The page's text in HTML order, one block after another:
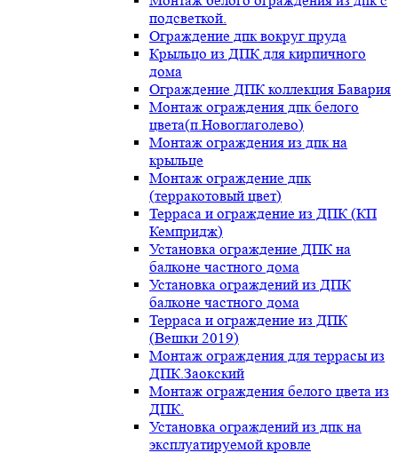
подсветкой.
Ограждение дпк вокруг пруда
Крыльцо из ДПК для кирпичного
дома
Ограждение ДПК коллекция Бавария
Монтаж ограждения дпк белого
цвета(п.Новоглаголево)
Монтаж ограждения из дпк на
крыльце
Монтаж ограждение дпк
(терракотовый цвет)
Терраса и ограждение из ДПК (КП
Кемпридж)
Установка ограждение ДПК на
балконе частного дома
Установка ограждений из ДПК
балконе частного дома
Терраса и ограждение из ДПК
(Вешки 2019)
Монтаж ограждения для террасы из
ДПК.Заокский
Монтаж ограждения белого цвета из
ДПК.
Установка ограждений из дпк на
эксплуатируемой кровле